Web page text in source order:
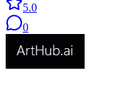
5.0
0